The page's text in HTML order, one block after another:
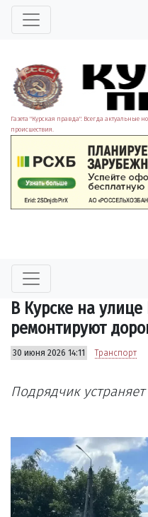
Газета "Курская правда". Всегда актуальные
происшествия.
В Курске на
ремонтируют
30 июня 2026 14:11 Транспорт
Подрядчик